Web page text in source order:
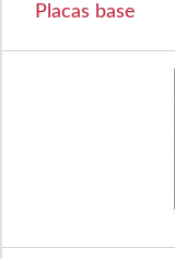
Placas base